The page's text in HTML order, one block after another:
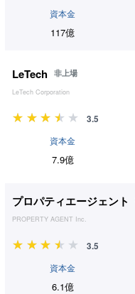
資本金
117億
LeTech 非上場
LeTech Corporation
3.5
資本金
7.9億
プロパティエージェント
PROPERTY AGENT Inc.
3.5
資本金
6.1億